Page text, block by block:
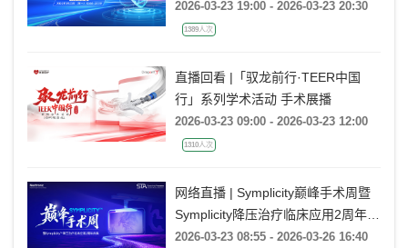
价值研讨会
2026-03-23 19:00 - 2026-03-23 20:30
1389人次
直播回看 |「驭龙前行·TEER中国
行」系列学术活动 手术展播
2026-03-23 09:00 - 2026-03-23 12:00
1310人次
网络直播 | Symplicity巅峰手术周暨
Symplicity降压治疗临床应用2周年庆
典
2026-03-23 08:55 - 2026-03-26 16:40